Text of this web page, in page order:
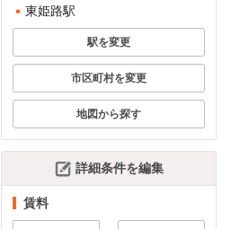
東姫路駅
駅を変更
市区町村を変更
地図から探す
詳細条件を編集
賃料